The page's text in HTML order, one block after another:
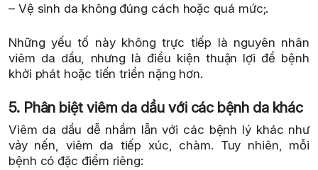
– Vệ sinh da không đúng cách hoặc quá mức;.
Những yếu tố này không trực tiếp là nguyên nhân
viêm da dầu, nhưng là điều kiện thuận lợi để bệnh
khởi phát hoặc tiến triển nặng hơn.
5. Phân biệt viêm da dầu với các bệnh da khác
Viêm da dầu dễ nhầm lẫn với các bệnh lý khác như
vảy nến, viêm da tiếp xúc, chàm. Tuy nhiên, mỗi
bệnh có đặc điểm riêng: